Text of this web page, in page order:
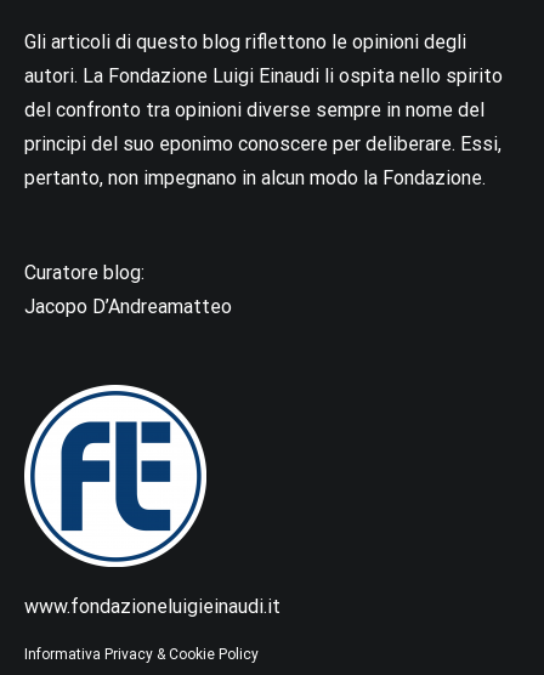
Gli articoli di questo blog riflettono le opinioni degli
autori. La Fondazione Luigi Einaudi li ospita nello spirito
del confronto tra opinioni diverse sempre in nome del
principi del suo eponimo conoscere per deliberare. Essi,
pertanto, non impegnano in alcun modo la Fondazione.
Curatore blog:
Jacopo D’Andreamatteo
www.fondazioneluigieinaudi.it
Informativa Privacy & Cookie Policy